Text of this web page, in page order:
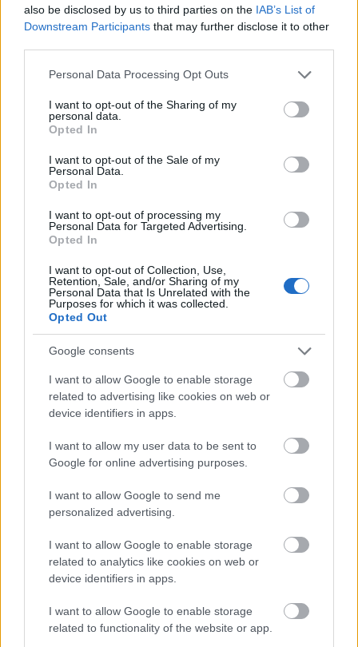
also be disclosed by us to third parties on the IAB’s List of
Downstream Participants that may further disclose it to other
Please note that this website/app uses one or more Google
not limited to your visit or usage behaviour. You may click to
grant or deny consent to Google and its third-party tags to
use your data for below specified purposes in below Google
consent section.
Personal Data Processing Opt Outs
I want to opt-out of the Sharing of my
personal data.
Opted In
I want to opt-out of the Sale of my
Personal Data.
Opted In
I want to opt-out of processing my
Personal Data for Targeted Advertising.
Opted In
I want to opt-out of Collection, Use,
Retention, Sale, and/or Sharing of my
Personal Data that Is Unrelated with the
Purposes for which it was collected.
Opted Out
Google consents
I want to allow Google to enable storage
related to advertising like cookies on web or
device identifiers in apps.
I want to allow my user data to be sent to
Google for online advertising purposes.
I want to allow Google to send me
personalized advertising.
I want to allow Google to enable storage
related to analytics like cookies on web or
device identifiers in apps.
I want to allow Google to enable storage
related to functionality of the website or app.
Περισσότεροι από 250 άνθρωποι απήχθησαν και
Σε αντίποινα, το Ισραήλ ορκίστηκε να